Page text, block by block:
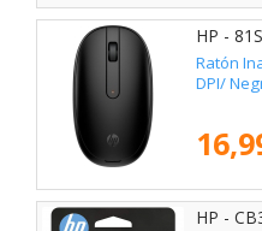
HP -
Ratón
DPI/
HP -